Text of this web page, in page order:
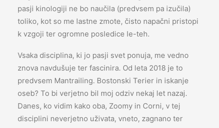
pasji kinologiji ne bo naučila (predvsem pa izučila)
toliko, kot so me lastne zmote, čisto napačni pristopi
k vzgoji ter ogromne posledice le-teh.
Vsaka disciplina, ki jo pasji svet ponuja, me vedno
znova navdušuje ter fascinira. Od leta 2018 je to
predvsem Mantrailing. Bostonski Terier in iskanje
oseb? To bi verjetno bil moj odziv nekaj let nazaj.
Danes, ko vidim kako oba, Zoomy in Corni, v tej
disciplini neverjetno uživata, vneto, zagnano ter